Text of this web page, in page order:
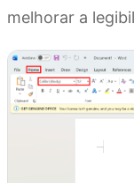
melhorar a